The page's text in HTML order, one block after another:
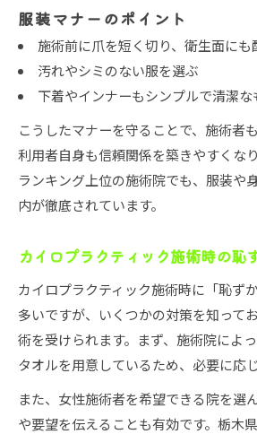
服装マナーのポイント
施術前に爪を短く切り、衛生面にも
汚れやシミのない服を選ぶ
下着やインナーもシンプルで清潔な
こうしたマナーを守ることで、施術者
利用者自身も信頼関係を築きやすくな
ランキング上位の施術院でも、服装や
内が徹底されています。
カイロプラクティック施術時の恥
カイロプラクティック施術時に「恥ず
多いですが、いくつかの対策を知って
術を受けられます。まず、施術院によ
タオルを用意しているため、必要に応
また、女性施術者を希望できる院を選
や要望を伝えることも有効です。栃木